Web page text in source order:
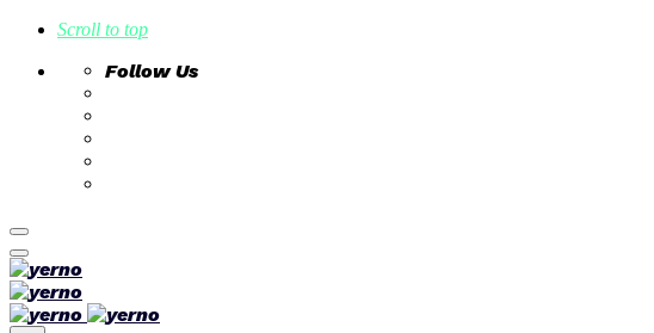
Scroll to top
Follow Us
Skip
to
content